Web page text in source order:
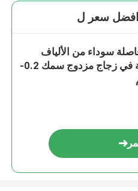
سعر ل
سوداء من الألياف
الزجاجية في زجاج مزدوج سمك 0.2-